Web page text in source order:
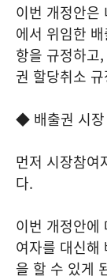
이번 개정안은
에서 위임한
항을 규정하고
권 할당취소
◆ 배출권 시장
먼저 시장참여
다.
이번 개정안에
여자를 대신해
을 할 수 있게